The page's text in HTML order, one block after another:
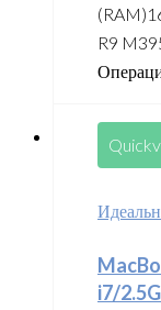
R9
i7/